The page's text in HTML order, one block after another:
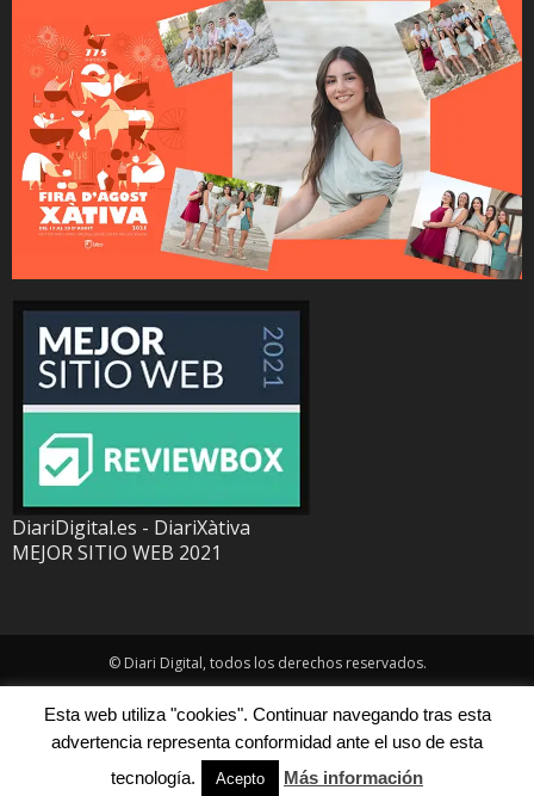
DiariDigital.es - DiariXàtiva
MEJOR SITIO WEB 2021
© Diari Digital, todos los derechos reservados.
Esta web utiliza "cookies". Continuar navegando tras esta
advertencia representa conformidad ante el uso de esta
tecnología.
Acepto Más información